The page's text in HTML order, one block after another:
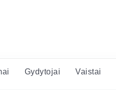
Gydytojai Vaistai